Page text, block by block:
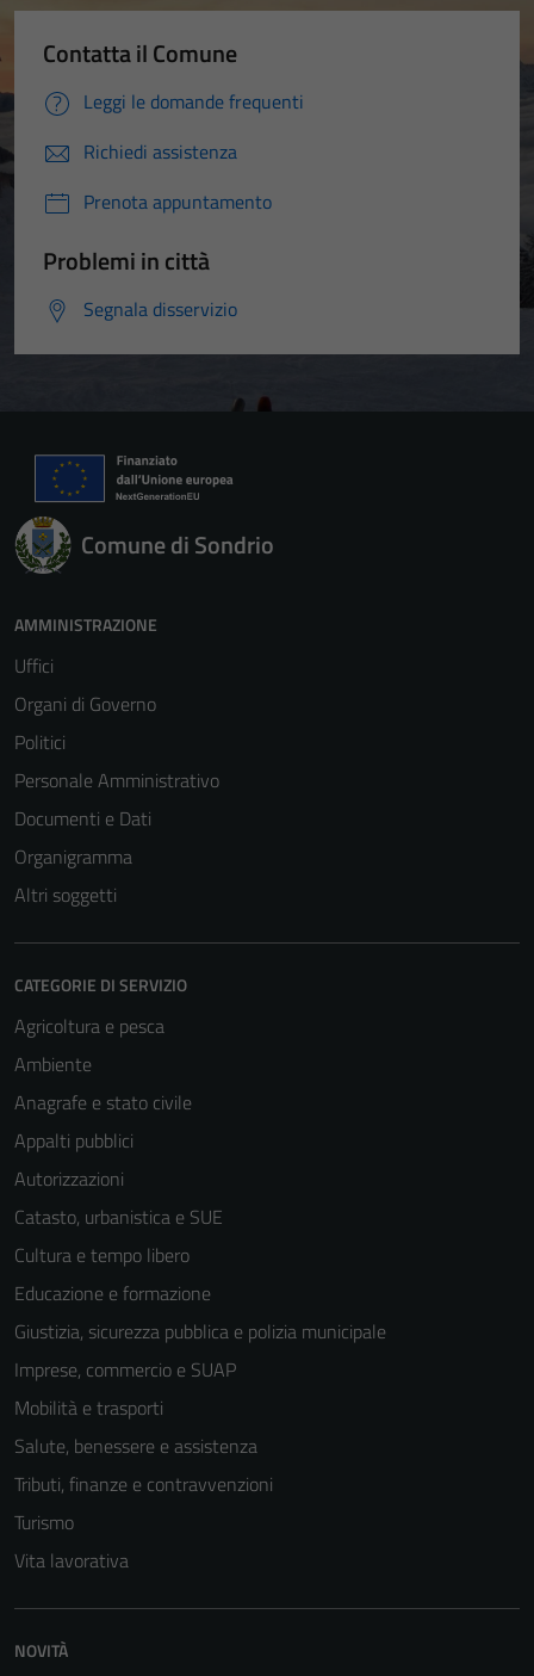
Contatta il Comune
Leggi le domande frequenti
Richiedi assistenza
Prenota appuntamento
Problemi in città
Segnala disservizio
Comune di Sondrio
AMMINISTRAZIONE
Uffici
Organi di Governo
Politici
Personale Amministrativo
Documenti e Dati
Organigramma
Altri soggetti
CATEGORIE DI SERVIZIO
Agricoltura e pesca
Ambiente
Anagrafe e stato civile
Appalti pubblici
Autorizzazioni
Catasto, urbanistica e SUE
Cultura e tempo libero
Educazione e formazione
Giustizia, sicurezza pubblica e polizia municipale
Imprese, commercio e SUAP
Mobilità e trasporti
Salute, benessere e assistenza
Tributi, finanze e contravvenzioni
Turismo
Vita lavorativa
NOVITÀ